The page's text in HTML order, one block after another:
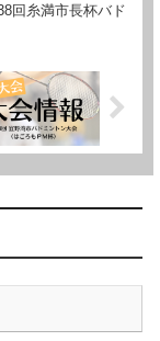
回糸満市長杯バド